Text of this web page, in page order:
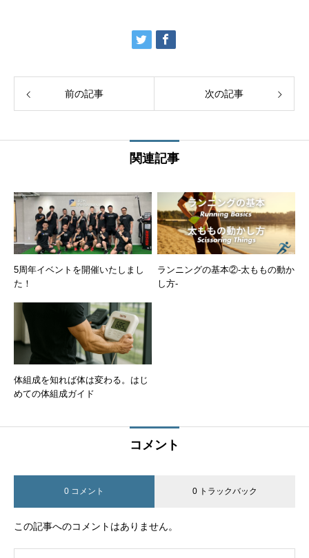
前の記事 次の記事
関連記事
5周年イベントを開催いたしまし
た！
ランニングの基本②-太ももの動か
し方-
体組成を知れば体は変わる。はじ
めての体組成ガイド
コメント
0 コメント 0 トラックバック
この記事へのコメントはありません。